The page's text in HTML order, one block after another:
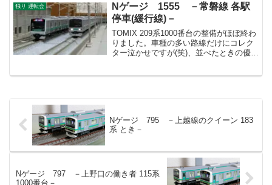
独り 運転会
Nゲージ 1555 －常磐線 各駅
停車(緩行線)－
TOMIX 209系1000番台の整備がほぼ終わ
りました。車種の多い路線だけにコレク
ター泣かせですが(笑)、並べたときの優越
Nゲージ 795 －上越線のクイーン 183
系 とき－
Nゲージ 797 －上野口の働き者 115系
1000番台－